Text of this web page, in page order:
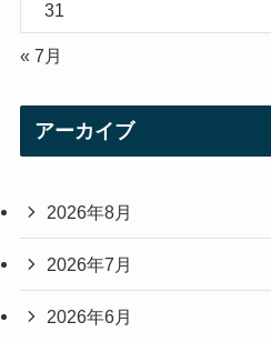
31
« 7月
アーカイブ
2026年8月
2026年7月
2026年6月